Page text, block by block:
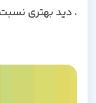
، دید بهتری نسبت به